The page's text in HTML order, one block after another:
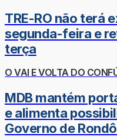
TRE-RO não terá
segunda-feira e
terça
O VAI E VOLTA DO
MDB mantém
e alimenta
Governo de